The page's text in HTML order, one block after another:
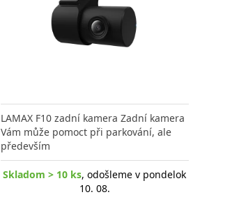
LAMAX F10 zadní kamera Zadní kamera
Vám může pomoct při parkování, ale
především
Skladom > 10 ks, odošleme v pondelok
10. 08.